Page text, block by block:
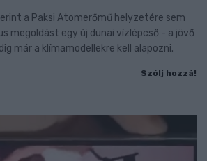
a Paksi Atomerőmű helyzetére sem
megoldást egy új dunai vízlépcső - a jövő
már a klímamodellekre kell alapozni.
Szólj hozzá!